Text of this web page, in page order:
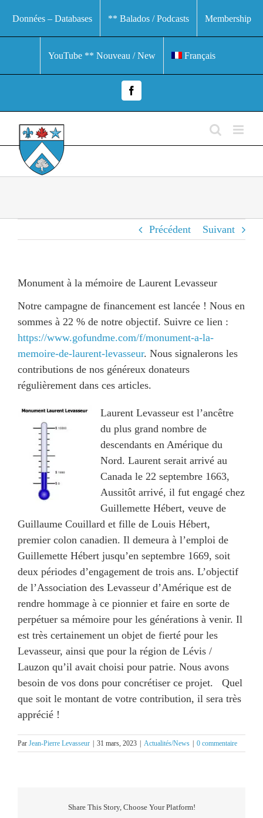
contenu
Données – Databases ** Balados / Podcasts Membership
YouTube ** Nouveau / New Français
Facebook
Précédent Suivant
Monument à la mémoire de Laurent Levasseur
Notre campagne de financement est lancée ! Nous en
sommes à 22 % de notre objectif. Suivre ce lien :
https://www.gofundme.com/f/monument-a-la-
memoire-de-laurent-levasseur. Nous signalerons les
contributions de nos généreux donateurs
régulièrement dans ces articles.
Laurent Levasseur est l’ancêtre
du plus grand nombre de
descendants en Amérique du
Nord. Laurent serait arrivé au
Canada le 22 septembre 1663,
Aussitôt arrivé, il fut engagé chez
Guillemette Hébert, veuve de
Guillaume Couillard et fille de Louis Hébert,
premier colon canadien. Il demeura à l’emploi de
Guillemette Hébert jusqu’en septembre 1669, soit
deux périodes d’engagement de trois ans. L’objectif
de l’Association des Levasseur d’Amérique est de
rendre hommage à ce pionnier et faire en sorte de
perpétuer sa mémoire pour les générations à venir. Il
est très certainement un objet de fierté pour les
Levasseur, ainsi que pour la région de Lévis /
Lauzon qu’il avait choisi pour patrie. Nous avons
besoin de vos dons pour concrétiser ce projet. Quel
que soit le montant de votre contribution, il sera très
apprécié !
Par Jean-Pierre Levasseur 31 mars, 2023 Actualités/News 0 commentaire
Share This Story, Choose Your Platform!